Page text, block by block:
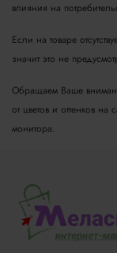
влияния на
Если на товаре
значит это не
Обращаем Ваше
от цветов и оттенков на
монитора.